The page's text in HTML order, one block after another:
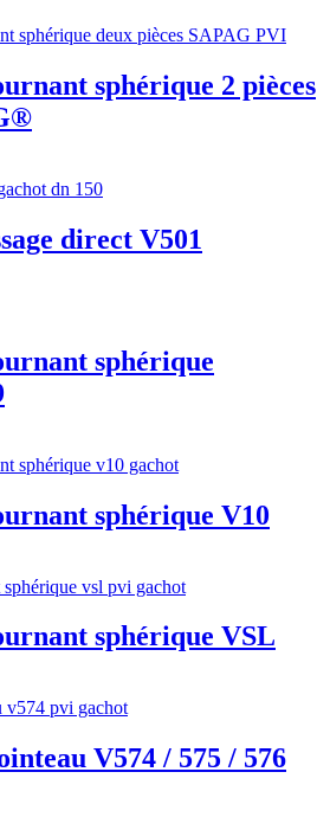
sphérique 2 pièces
direct V501
sphérique
sphérique V10
sphérique VSL
V574 / 575 / 576